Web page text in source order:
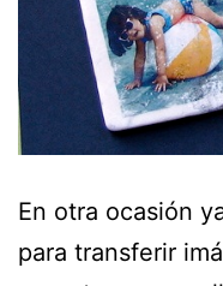
En otra ocasión
para transferir